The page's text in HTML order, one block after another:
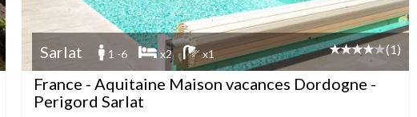
Sarlat 1 -6 x2 x1 (1)
France - Aquitaine Maison vacances Dordogne -
Perigord Sarlat